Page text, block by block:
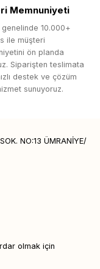
Memnuniyeti
10.000+
ile müşteri
ön planda
Siparişten teslimata
destek ve çözüm
sunuyoruz.
NO:13 ÜMRANİYE/
olmak için